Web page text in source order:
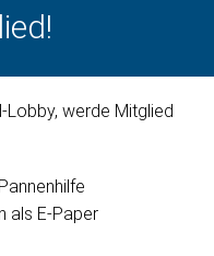
Lobby, werde Mitglied
als E-Paper